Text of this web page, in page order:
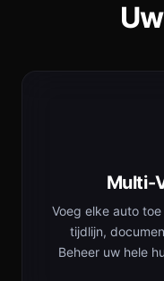
Multi-
Voeg elke auto
tijdlijn,
Beheer uw hele